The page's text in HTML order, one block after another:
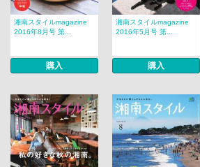
湘南スタイルmagazine
2016年8月号 第...
購入
湘南スタイルmagazine
2016年5月号 第...
購入